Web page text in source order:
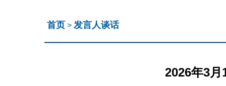
首页 > 发言人谈话
2026年3